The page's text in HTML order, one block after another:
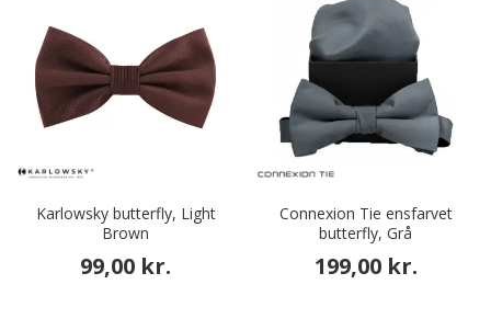
Karlowsky butterfly, Light
Brown
99,00 kr.
Connexion Tie ensfarvet
butterfly, Grå
199,00 kr.